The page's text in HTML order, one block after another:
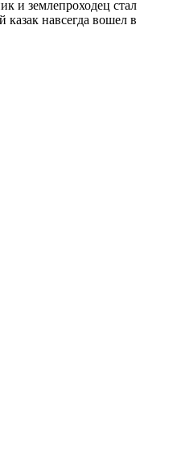
и землепроходец стал
навсегда вошел в